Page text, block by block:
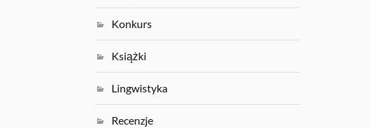
Konkurs
Książki
Lingwistyka
Recenzje